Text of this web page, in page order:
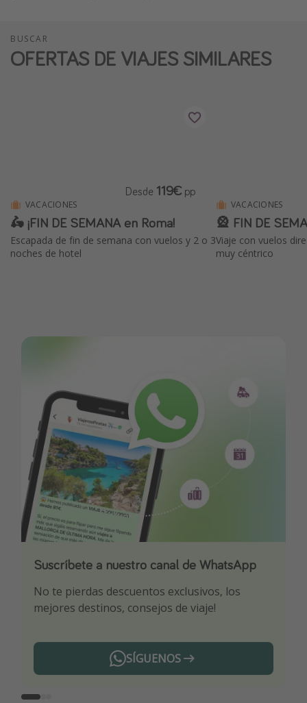
BUSCAR
OFERTAS DE VIAJES SIMILARES
VACACIONES
🛵 ¡FIN DE SEMANA en Roma!
Escapada de fin de semana con vuelos y 2 o 3
noches de hotel
Desde 119€ pp
VACACIONES
🎡 FIN DE
Viaje con vuelos
muy céntrico
Suscríbete a nuestro canal de WhatsApp
No te pierdas descuentos exclusivos, los
mejores destinos, consejos de viaje!
SÍGUENOS
Descarga nuestra app
Sé el primero en reservar nuestros chollazos
¡Suscríbete a nuestro canal de Telegram!
¡Recibe las mejores ofertas seleccionadas para
ti por nuestros expertos en viajes
Telegram